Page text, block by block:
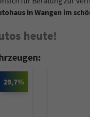
in Wangen im
heute!
29,7%